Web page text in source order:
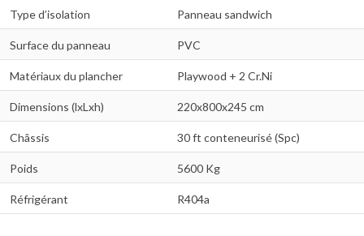
Type d’isolation Panneau sandwich
Surface du panneau PVC
Matériaux du plancher Playwood + 2 Cr.Ni
Dimensions (lxLxh) 220x800x245 cm
Châssis 30 ft conteneurisé (Spc)
Poids 5600 Kg
Réfrigérant R404a